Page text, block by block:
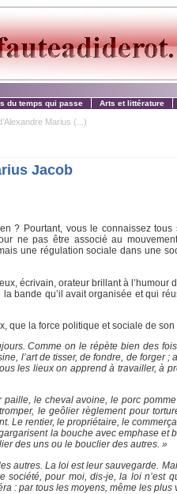
du temps qui passe Arts et littérature
Marius (...)
Jacob
? Pourtant, vous le connaissez
ne pas être associé au
une régulation sociale dans une
écrivain, orateur brillant à
la bande qu’il avait organisée et qui
que la force politique et sociale de
Comme on le répète bien des
l’art de tisser, de fondre, de forger
les lieux on apprend à travailler, à
le cheval avoine, le porc
le geôlier règlement pour
Le rentier, le propriétaire, le
la bouche avec emphase et
des uns ou le bouclier des autres. »
autres. La loi est leur sauvegarde.
pour moi, dis-je, la loi n’est
: par tous les moyens, même les plus